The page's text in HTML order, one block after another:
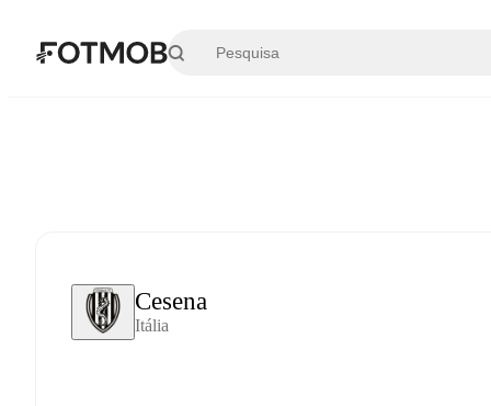
Cesena
Itália